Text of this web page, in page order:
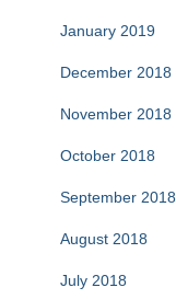
January 2019
December 2018
November 2018
October 2018
September 2018
August 2018
July 2018